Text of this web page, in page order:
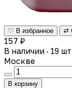
♡ В избранное ⇄
157 ₽
В наличии · 19 шт
Москве
В корзину